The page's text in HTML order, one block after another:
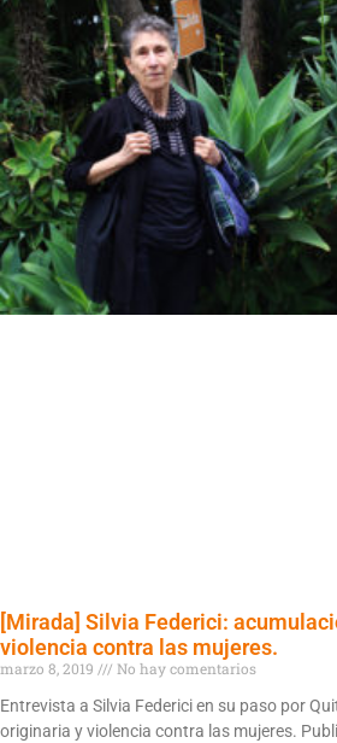
[Mirada] Silvia Federici:
violencia contra las mujeres.
marzo 8, 2019
No hay comentarios
Entrevista a Silvia Federici en su paso por
originaria y violencia contra las mujeres.